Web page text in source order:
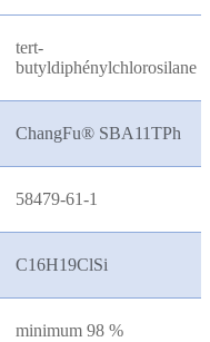
tert-
butyldiphénylchlorosilane
ChangFu® SBA11TPh
58479-61-1
C16H19ClSi
minimum 98 %